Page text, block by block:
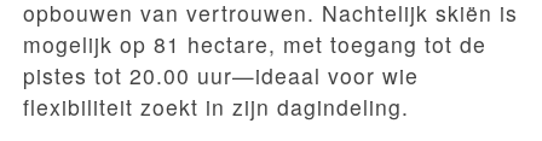
opbouwen van vertrouwen. Nachtelijk skiën is
mogelijk op 81 hectare, met toegang tot de
pistes tot 20.00 uur—ideaal voor wie
flexibiliteit zoekt in zijn dagindeling.